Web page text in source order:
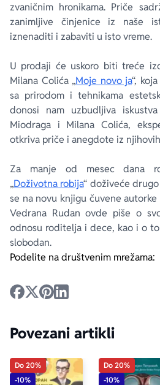
zvaničnim hronikama. Priče
zanimljive činjenice iz naše
iznenaditi i zabaviti u isto vreme.
U prodaji će uskoro biti treće
Milana Colića „Moje novo ja“,
sa prirodom i tehnikama
donosi nam uzbudljiva
Miodraga i Milana Colića,
otkriva priče i anegdote iz
Za manje od mesec dana
„Doživotna robija“ doživeće
se na novu knjigu čuvene
Vedrana Rudan ovde piše o
odnosu roditelja i dece, kao i o
slobodan.
Podelite na društvenim mrežama:
Povezani artikli
Do 20%
-10%
Do 20%
-10%